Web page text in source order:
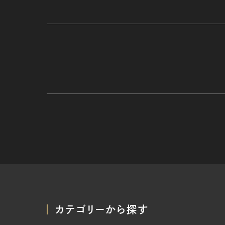
カテゴリーから探す